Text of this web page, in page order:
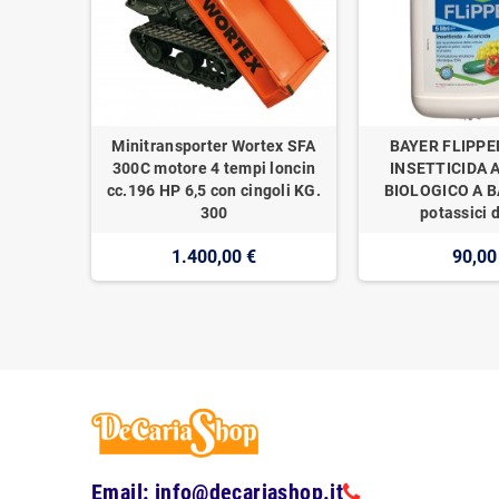
Minitransporter Wortex SFA
300C motore 4 tempi loncin
cc.196 HP 6,5 con cingoli KG.
300
1.400,00 €
BAYER
INSETTICIDA
BIOLOGICO A
potassici
Email: info@decariashop.it